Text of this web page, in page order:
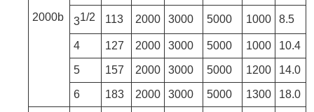
2000b 31/2 113 2000 3000 5000 1000 8.5
4 127 2000 3000 5000 1000 10.4
5 157 2000 3000 5000 1200 14.0
6 183 2000 3000 5000 1300 18.0